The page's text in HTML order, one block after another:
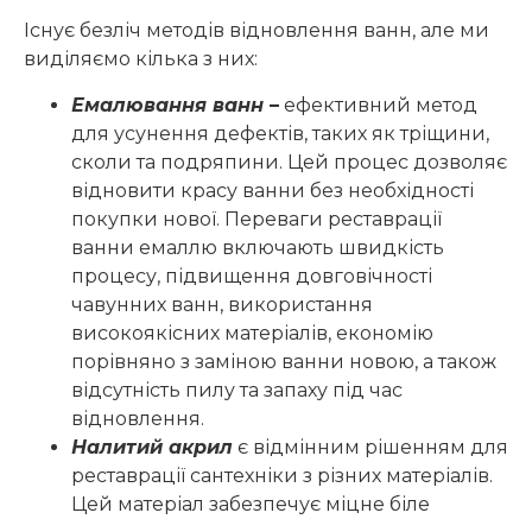
Існує безліч методів відновлення ванн, але ми
виділяємо кілька з них:
Емалювання ванн – ефективний метод
для усунення дефектів, таких як тріщини,
сколи та подряпини. Цей процес дозволяє
відновити красу ванни без необхідності
покупки нової. Переваги реставрації
ванни емаллю включають швидкість
процесу, підвищення довговічності
чавунних ванн, використання
високоякісних матеріалів, економію
порівняно з заміною ванни новою, а також
відсутність пилу та запаху під час
відновлення.
Налитий акрил є відмінним рішенням для
реставрації сантехніки з різних матеріалів.
Цей матеріал забезпечує міцне біле